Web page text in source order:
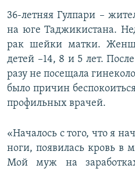
36-летняя Гулпари –
на юге Таджикистана.
рак шейки матки.
детей –14, 8 и 5 лет.
разу не посещала
было причин
профильных врачей.
«Началось с того, что я
ноги, появилась кровь в
Мой муж на